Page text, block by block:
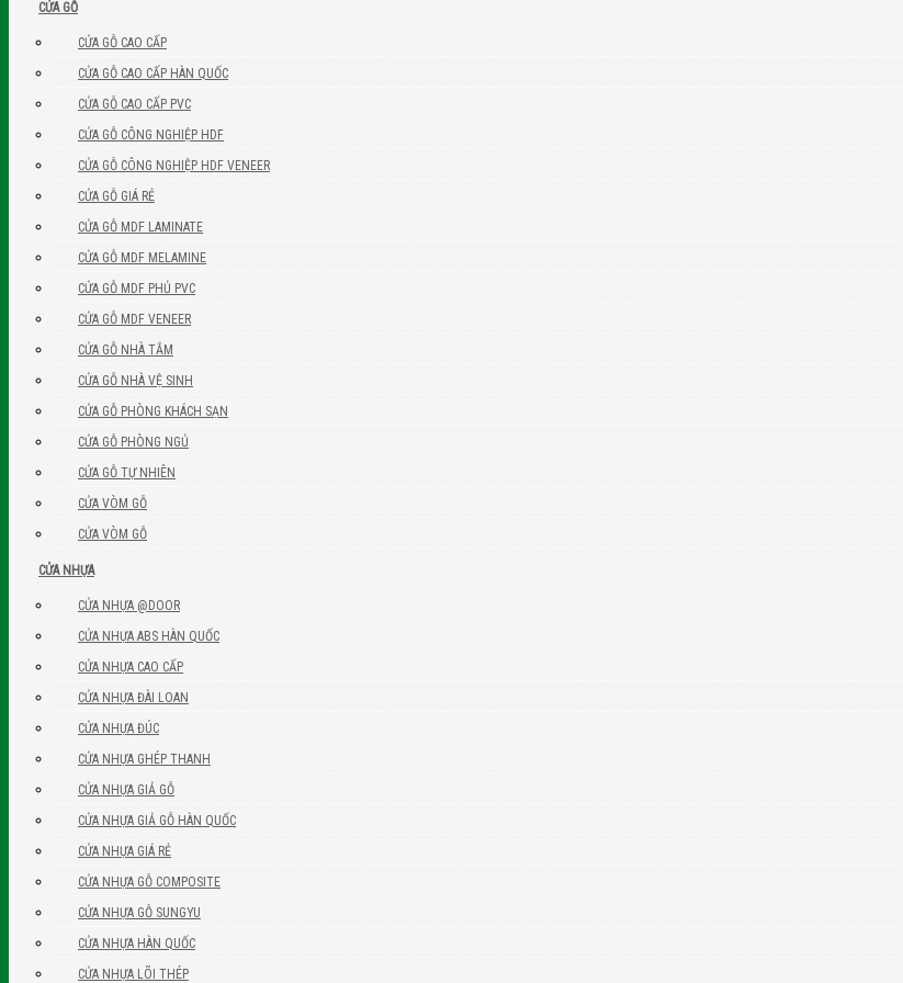
CỬA GỖ
CỬA GỖ CAO CẤP
CỬA GỖ CAO CẤP HÀN QUỐC
CỬA GỖ CAO CẤP PVC
CỬA GỖ CÔNG NGHIỆP HDF
CỬA GỖ CÔNG NGHIỆP HDF VENEER
CỬA GỖ GIÁ RẺ
CỬA GỖ MDF LAMINATE
CỬA GỖ MDF MELAMINE
CỬA GỖ MDF PHỦ PVC
CỬA GỖ MDF VENEER
CỬA GỖ NHÀ TẮM
CỬA GỖ NHÀ VỆ SINH
CỬA GỖ PHÒNG KHÁCH SẠN
CỬA GỖ PHÒNG NGỦ
CỬA GỖ TỰ NHIÊN
CỬA VÒM GỖ
CỬA VÒM GỖ
CỬA NHỰA
CỬA NHỰA @DOOR
CỬA NHỰA ABS HÀN QUỐC
CỬA NHỰA CAO CẤP
CỬA NHỰA ĐÀI LOAN
CỬA NHỰA ĐÚC
CỬA NHỰA GHÉP THANH
CỬA NHỰA GIẢ GỖ
CỬA NHỰA GIẢ GỖ HÀN QUỐC
CỬA NHỰA GIÁ RẺ
CỬA NHỰA GỖ COMPOSITE
CỬA NHỰA GỖ SUNGYU
CỬA NHỰA HÀN QUỐC
CỬA NHỰA LÕI THÉP